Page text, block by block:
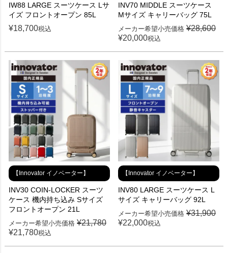
IW88 LARGE スーツケース Lサ
イズ フロントオープン 85L
¥18,700税込
INV70 MIDDLE スーツケース
Mサイズ キャリーバッグ 75L
メーカー希望小売価格 ¥28,600
¥20,000税込
【Innovator イノベーター】
INV30 COIN-LOCKER スーツ
ケース 機内持ち込み Sサイズ
フロントオープン 21L
メーカー希望小売価格 ¥21,780
¥21,780税込
【Innovator イノベーター】
INV80 LARGE スーツケース L
サイズ キャリーバッグ 92L
メーカー希望小売価格 ¥31,900
¥22,000税込